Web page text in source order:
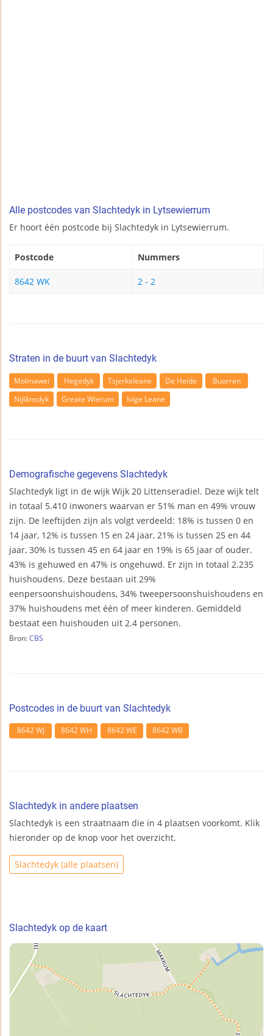
Alle postcodes van Slachtedyk in Lytsewierrum
Er hoort één postcode bij Slachtedyk in Lytsewierrum.
Postcode Nummers
8642 WK 2 - 2
Straten in de buurt van Slachtedyk
Molmawei Hegedyk Tsjerkeleane De Heide
Buorren
Nijlânsdyk
Greate Wierum Ivige Leane
Demografische gegevens Slachtedyk
Slachtedyk ligt in de wijk Wijk 20 Littenseradiel. Deze wijk telt
in totaal 5.410 inwoners waarvan er 51% man en 49% vrouw
zijn. De leeftijden zijn als volgt verdeeld: 18% is tussen 0 en
14 jaar, 12% is tussen 15 en 24 jaar, 21% is tussen 25 en 44
jaar, 30% is tussen 45 en 64 jaar en 19% is 65 jaar of ouder.
43% is gehuwed en 47% is ongehuwd. Er zijn in totaal 2.235
huishoudens. Deze bestaan uit 29%
eenpersoonshuishoudens, 34% tweepersoonshuishoudens en
37% huishoudens met één of meer kinderen. Gemiddeld
bestaat een huishouden uit 2.4 personen.
Bron: CBS
Postcodes in de buurt van Slachtedyk
8642 WJ 8642 WH 8642 WE 8642 WB
Slachtedyk in andere plaatsen
Slachtedyk is een straatnaam die in 4 plaatsen voorkomt. Klik
hieronder op de knop voor het overzicht.
Slachtedyk (alle plaatsen)
Slachtedyk op de kaart